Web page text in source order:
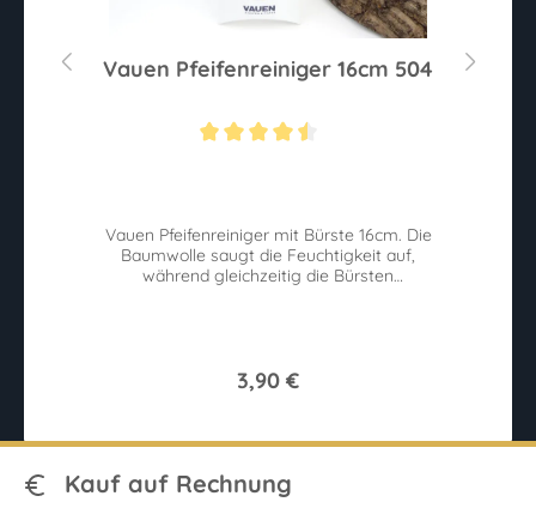
Vauen Pfeifenreiniger 16cm 504
Vauen Pfeifenreiniger mit Bürste 16cm. Die
Baumwolle saugt die Feuchtigkeit auf,
während gleichzeitig die Bürsten
3,90 €
Kauf auf Rechnung